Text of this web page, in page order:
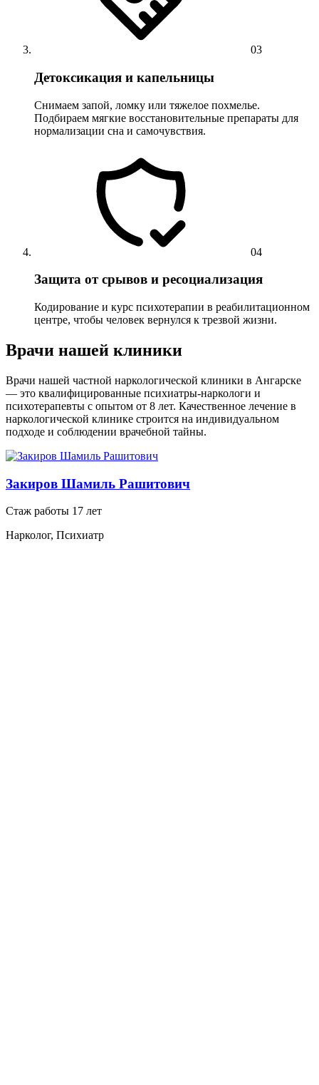
03
Детоксикация и капельницы
Снимаем запой, ломку или тяжелое похмелье.
Подбираем мягкие восстановительные препараты для
нормализации сна и самочувствия.
04
Защита от срывов и ресоциализация
Кодирование и курс психотерапии в реабилитационном
центре, чтобы человек вернулся к трезвой жизни.
Врачи нашей клиники
Врачи нашей частной наркологической клиники в Ангарске
— это квалифицированные психиатры-наркологи и
психотерапевты с опытом от 8 лет. Качественное лечение в
наркологической клинике строится на индивидуальном
подходе и соблюдении врачебной тайны.
Закиров Шамиль Рашитович
Стаж работы 17 лет
Нарколог, Психиатр